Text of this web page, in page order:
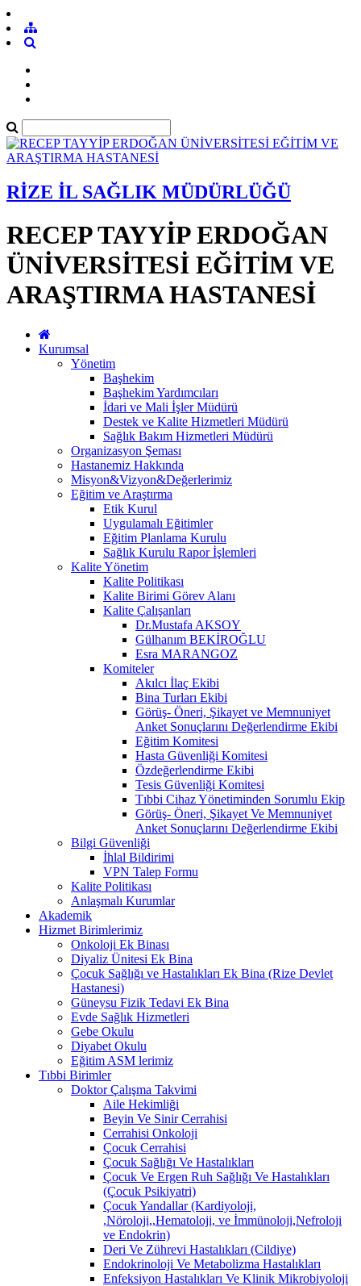
RİZE İL SAĞLIK MÜDÜRLÜĞÜ
RECEP TAYYİP ERDOĞAN
ÜNİVERSİTESİ EĞİTİM VE
ARAŞTIRMA HASTANESİ
Kurumsal
Yönetim
Başhekim
Başhekim Yardımcıları
İdari ve Mali İşler Müdürü
Destek ve Kalite Hizmetleri Müdürü
Sağlık Bakım Hizmetleri Müdürü
Organizasyon Şeması
Hastanemiz Hakkında
Misyon&Vizyon&Değerlerimiz
Eğitim ve Araştırma
Etik Kurul
Uygulamalı Eğitimler
Eğitim Planlama Kurulu
Sağlık Kurulu Rapor İşlemleri
Kalite Yönetim
Kalite Politikası
Kalite Birimi Görev Alanı
Kalite Çalışanları
Dr.Mustafa AKSOY
Gülhanım BEKİROĞLU
Esra MARANGOZ
Komiteler
Akılcı İlaç Ekibi
Bina Turları Ekibi
Görüş- Öneri, Şikayet ve Memnuniyet
Anket Sonuçlarını Değerlendirme Ekibi
Eğitim Komitesi
Hasta Güvenliği Komitesi
Özdeğerlendirme Ekibi
Tesis Güvenliği Komitesi
Tıbbi Cihaz Yönetiminden Sorumlu Ekip
Görüş- Öneri, Şikayet Ve Memnuniyet
Anket Sonuçlarını Değerlendirme Ekibi
Bilgi Güvenliği
İhlal Bildirimi
VPN Talep Formu
Kalite Politikası
Anlaşmalı Kurumlar
Akademik
Hizmet Birimlerimiz
Onkoloji Ek Binası
Diyaliz Ünitesi Ek Bina
Çocuk Sağlığı ve Hastalıkları Ek Bina (Rize Devlet
Hastanesi)
Güneysu Fizik Tedavi Ek Bina
Evde Sağlık Hizmetleri
Gebe Okulu
Diyabet Okulu
Eğitim ASM lerimiz
Tıbbi Birimler
Doktor Çalışma Takvimi
Aile Hekimliği
Beyin Ve Sinir Cerrahisi
Cerrahisi Onkoloji
Çocuk Cerrahisi
Çocuk Sağlığı Ve Hastalıkları
Çocuk Ve Ergen Ruh Sağlığı Ve Hastalıkları
(Çocuk Psikiyatri)
Çocuk Yandallar (Kardiyoloji,
,Nöroloji,,Hematoloji, ve İmmünoloji,Nefroloji
ve Endokrin)
Deri Ve Zührevi Hastalıkları (Cildiye)
Endokrinoloji Ve Metabolizma Hastalıkları
Enfeksiyon Hastalıkları Ve Klinik Mikrobiyoloji